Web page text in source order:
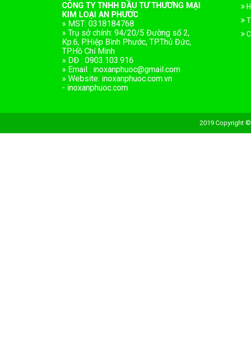
CÔNG TY TNHH ĐẦU TƯ THƯƠNG MẠI
KIM LOẠI AN PHƯỚC
» MST: 0318184768
» Trụ sở chính: 94/20/5 Đường số 2,
Kp.6, P.Hiệp Bình Phước, TP.Thủ Đức,
TP.Hồ Chí Minh
» DĐ : 0903.103.916
» Email : inoxanphuoc@gmail.com
» Website: inoxanphuoc.com.vn
- inoxanphuoc.com
2019 Copyright ©